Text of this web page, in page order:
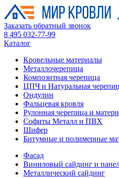
Заказать обратный звонок
8 495 032-77-99
Каталог
Кровельные материалы
Металлочерепица
Композитная черепица
ЦПЧ и Натуральная
Ондулин
Фальцевая кровля
Рулонная черепица и
Софиты Металл и ПВХ
Шифер
Битумные и полимерные
Фасад
Виниловый сайдинг и
Металлический сайдинг